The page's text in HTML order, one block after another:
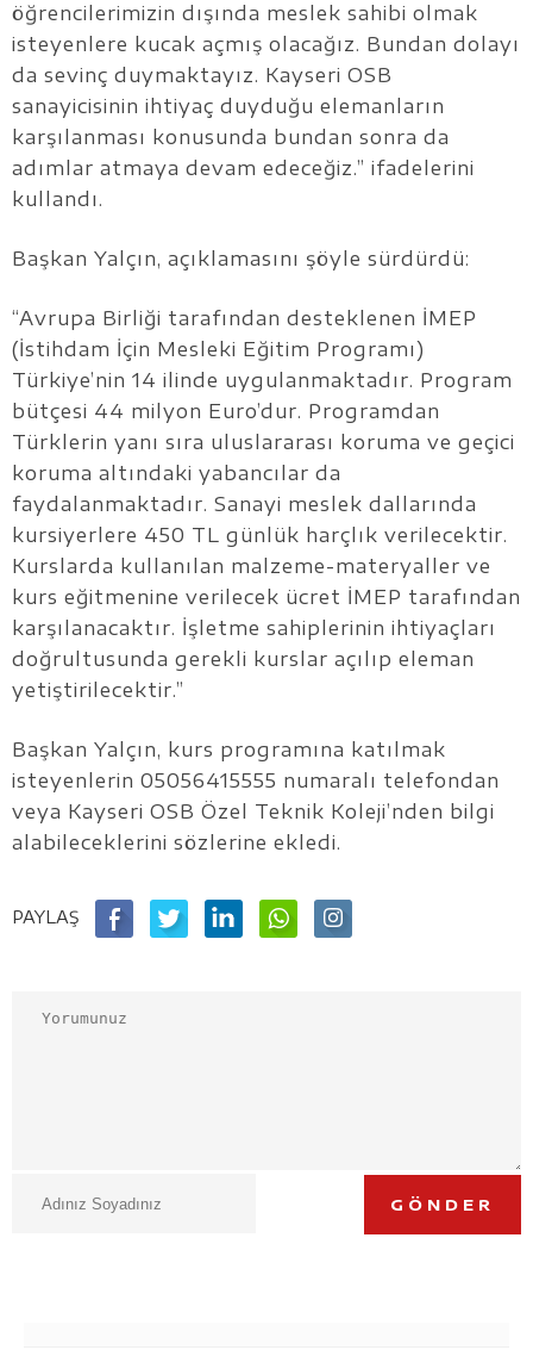
öğrencilerimizin dışında meslek sahibi olmak
isteyenlere kucak açmış olacağız. Bundan dolayı
da sevinç duymaktayız. Kayseri OSB
sanayicisinin ihtiyaç duyduğu elemanların
karşılanması konusunda bundan sonra da
adımlar atmaya devam edeceğiz.” ifadelerini
kullandı.
Başkan Yalçın, açıklamasını şöyle sürdürdü:
“Avrupa Birliği tarafından desteklenen İMEP
(İstihdam İçin Mesleki Eğitim Programı)
Türkiye’nin 14 ilinde uygulanmaktadır. Program
bütçesi 44 milyon Euro’dur. Programdan
Türklerin yanı sıra uluslararası koruma ve geçici
koruma altındaki yabancılar da
faydalanmaktadır. Sanayi meslek dallarında
kursiyerlere 450 TL günlük harçlık verilecektir.
Kurslarda kullanılan malzeme-materyaller ve
kurs eğitmenine verilecek ücret İMEP tarafından
karşılanacaktır. İşletme sahiplerinin ihtiyaçları
doğrultusunda gerekli kurslar açılıp eleman
yetiştirilecektir.”
Başkan Yalçın, kurs programına katılmak
isteyenlerin 05056415555 numaralı telefondan
veya Kayseri OSB Özel Teknik Koleji’nden bilgi
alabileceklerini sözlerine ekledi.
PAYLAŞ
GÖNDER